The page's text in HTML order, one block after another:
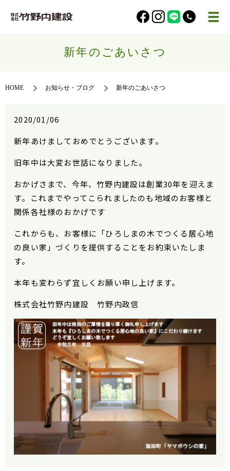
新年のごあいさつ
HOME お知らせ・ブログ 新年のごあいさつ
2020/01/06
新年あけましておめでとうございます。
旧年中は大変お世話になりました。
おかげさまで、今年、竹野内建設は創業30年を迎えま
す。これまでやってこられましたのも地域のお客様と
関係各社様のおかげです
これからも、お客様に「ひろしまの木でつくる居心地
の良い家」づくりを提供することをお約束いたしま
す。
本年も変わらず宜しくお願い申し上げます。
株式会社竹野内建設 竹野内政信